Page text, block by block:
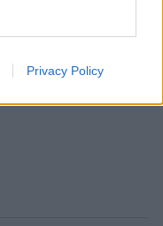
Privacy Policy